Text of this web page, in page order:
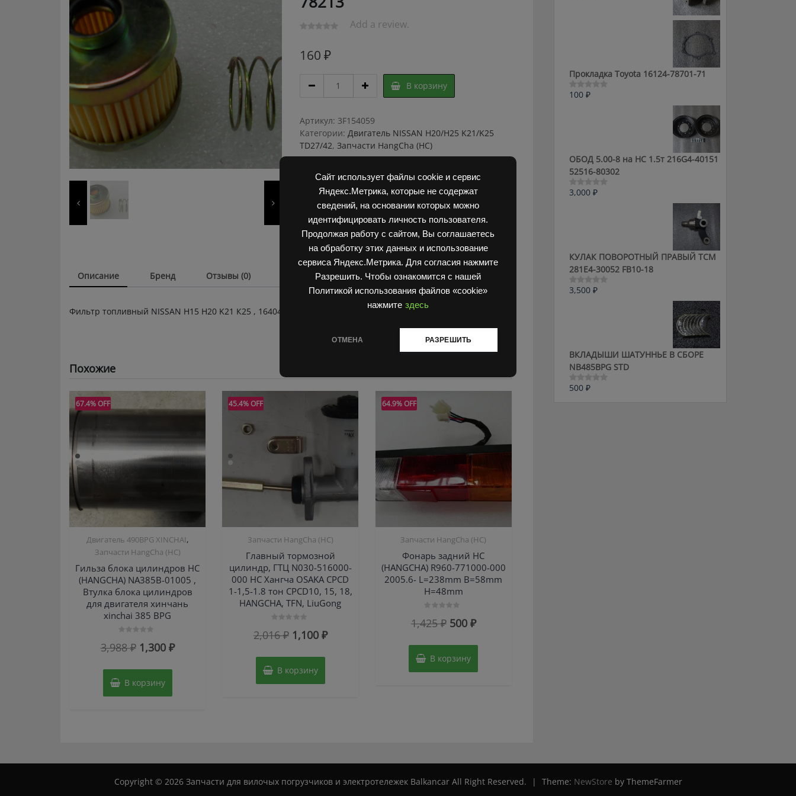
Сайт использует файлы cookie и сервис
Яндекс.Метрика, которые не содержат
сведений, на основании которых можно
идентифицировать личность пользователя.
Продолжая работу с сайтом, Вы соглашаетесь
на обработку этих данных и использование
сервиса Яндекс.Метрика. Для согласия нажмите
Разрешить. Чтобы ознакомится с нашей
Политикой использования файлов «cookie»
нажмите здесь
ОТМЕНА РАЗРЕШИТЬ
Add a review.
160 ₽
топливный
Н15
Н20
K21
К25
16404-
78213
quantity
В корзину
Артикул: 3F154059
Категории: Двигатель NISSAN H20/H25 K21/K25
TD27/42, Запчасти HangCha (HC)
Описание Бренд Отзывы (0)
Фильтр топливный NISSAN Н15 Н20 K21 К25 , 16404-78213
Похожие
67.4% OFF
Двигатель 490BPG XINCHAI,
Запчасти HangCha (HC)
Гильза блока цилиндров HC
(HANGCHA) NA385B-01005 ,
Втулка блока цилиндров
для двигателя хинчань
xinchai 385 BPG
0
3,988₽ Первоначальная
составляла
3,988 ₽.
1,300 ₽Текущая
В корзину
45.4% OFF
Запчасти HangCha (HC)
Главный тормозной
цилиндр, ГТЦ N030-516000-
000 HC Хангча OSAKA CPCD
1-1,5-1.8 тон CPCD10, 15, 18,
HANGCHA, TFN, LiuGong
0
2,016₽ Первоначальная
составляла
2,016 ₽.
1,100 ₽Текущая
В корзину
64.9% OFF
Запчасти HangCha (HC)
Фонарь задний HC
(HANGCHA) R960-771000-000
2005.6- L=238mm B=58mm
H=48mm
0
1,425₽ Первоначальная
составляла
1,425 ₽.
500 ₽Текущая
В корзину
Прокладка Toyota 16124-78701-71
Оценка
100 ₽
ОБОД 5.00-8 на HC 1.5т 216G4-40151
52516-80302
Оценка
3,000 ₽
КУЛАК ПОВОРОТНЫЙ ПРАВЫЙ ТСМ
281E4-30052 FB10-18
Оценка
3,500 ₽
ВКЛАДЫШИ ШАТУННЬЕ В СБОРЕ
NB485BPG STD
Оценка
500 ₽
Copyright © 2026 Запчасти для вилочых погрузчиков и электротележек Balkancar All Right Reserved. | Theme: NewStore by ThemeFarmer